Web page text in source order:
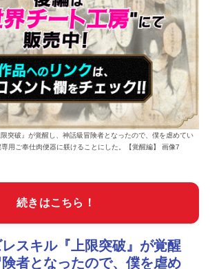
突破』が覚醒し、神話級冒険者となったので、僕を虐めてい
用ご奉仕肉便器に躾けることにした。【覚醒編】 画像7
続きはこちら！
スキル『上限突破』が覚醒
者となったので、僕を虐め